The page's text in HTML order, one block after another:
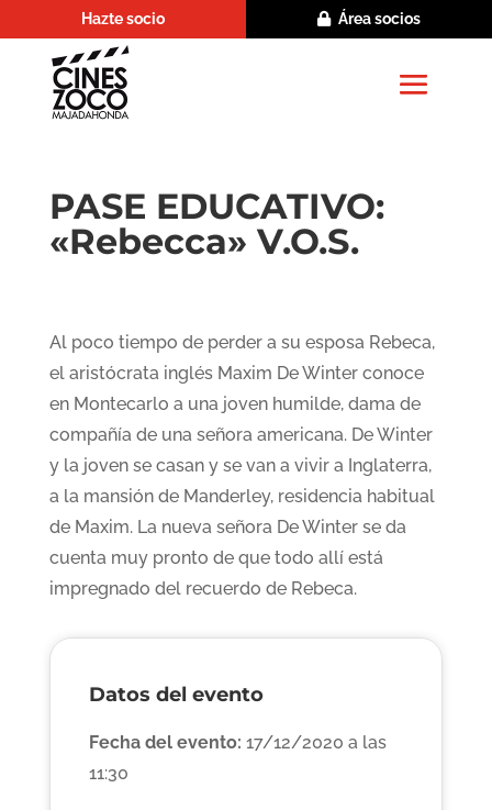
Hazte socio Área socios
PASE EDUCATIVO:
«Rebecca» V.O.S.
Al poco tiempo de perder a su esposa Rebeca,
el aristócrata inglés Maxim De Winter conoce
en Montecarlo a una joven humilde, dama de
compañía de una señora americana. De Winter
y la joven se casan y se van a vivir a Inglaterra,
a la mansión de Manderley, residencia habitual
de Maxim. La nueva señora De Winter se da
cuenta muy pronto de que todo allí está
impregnado del recuerdo de Rebeca.
Datos del evento
Fecha del evento: 17/12/2020 a las
11:30